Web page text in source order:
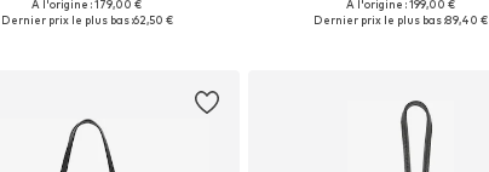
Tailles disponibles: One Size
À l'origine : 179,00 €
Dernier prix le plus bas :62,50 €
Tailles disponibles: 1
À l'origine : 199,00 €
Dernier prix le plus bas :89,40 €